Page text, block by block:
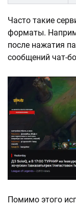
Часто такие
форматы.
после нажатия
сообщений чат-
Помимо этого